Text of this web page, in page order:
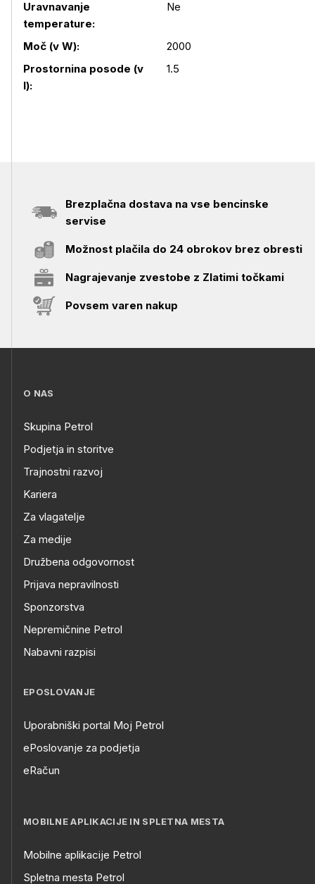
Podrobnosti izdelka
Uravnavanje
temperature:
Ne
Moč (v W):
2000
Prostornina posode (v
l):
1.5
Brezplačna dostava na vse bencinske
servise
Možnost plačila do 24 obrokov brez obresti
Nagrajevanje zvestobe z Zlatimi točkami
Povsem varen nakup
O NAS
Skupina Petrol
Podjetja in storitve
Trajnostni razvoj
Kariera
Za vlagatelje
Za medije
Družbena odgovornost
Prijava nepravilnosti
Sponzorstva
Nepremičnine Petrol
Nabavni razpisi
EPOSLOVANJE
Uporabniški portal Moj Petrol
ePoslovanje za podjetja
eRačun
MOBILNE APLIKACIJE IN SPLETNA MESTA
Mobilne aplikacije Petrol
Spletna mesta Petrol